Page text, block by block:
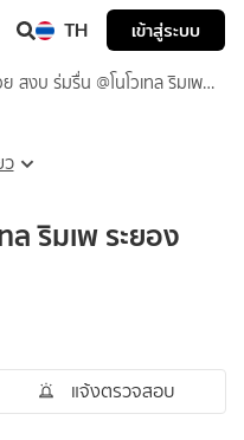
TH เข้าสู่ระบบ
สงบ ร่มรื่น @โนโวเทล ริมเพ
ล ริมเพ ระยอง
แจ้งตรวจสอบ